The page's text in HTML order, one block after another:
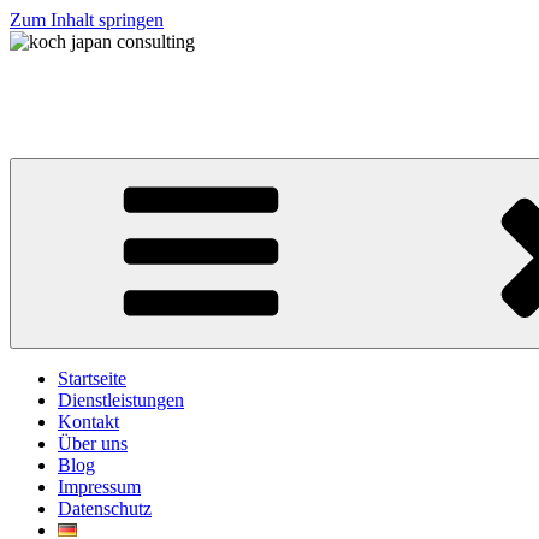
Zum Inhalt springen
Startseite
Dienstleistungen
Kontakt
Über uns
Blog
Impressum
Datenschutz